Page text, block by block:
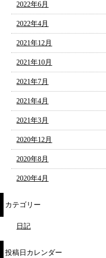
2022年6月
2022年4月
2021年12月
2021年10月
2021年7月
2021年4月
2021年3月
2020年12月
2020年8月
2020年4月
カテゴリー
日記
投稿日カレンダー